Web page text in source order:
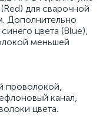
для сварочной
Дополнительно
цвета (Blue),
меньшей
проволокой,
канал,
цвета.